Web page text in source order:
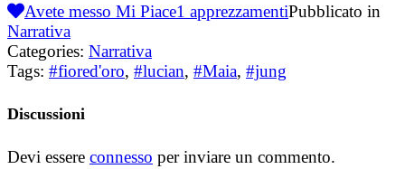
Avete messo Mi Piace1 apprezzamentiPubblicato in
Narrativa
Categories: Narrativa
Tags: #fiored'oro, #lucian, #Maia, #jung
Discussioni
Devi essere connesso per inviare un commento.